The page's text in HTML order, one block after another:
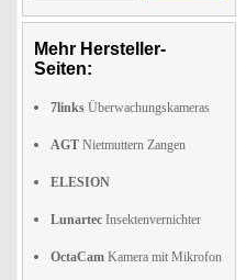
Mehr Hersteller-
Seiten:
7links Überwachungskameras
AGT Nietmuttern Zangen
ELESION
Lunartec Insektenvernichter
OctaCam Kamera mit Mikrofon